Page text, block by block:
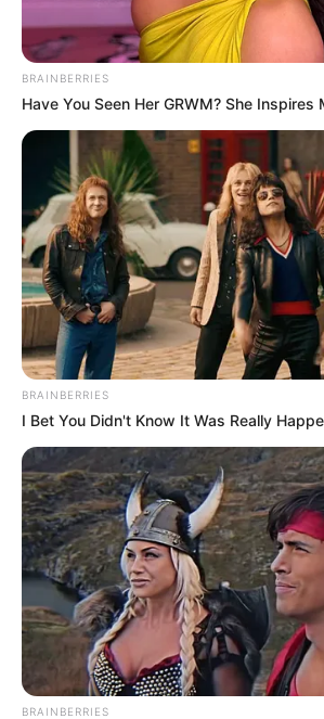
BRAINBERRIES
Have You Seen Her GRWM? She Inspires
BRAINBERRIES
I Bet You Didn't Know It Was Really
BRAINBERRIES